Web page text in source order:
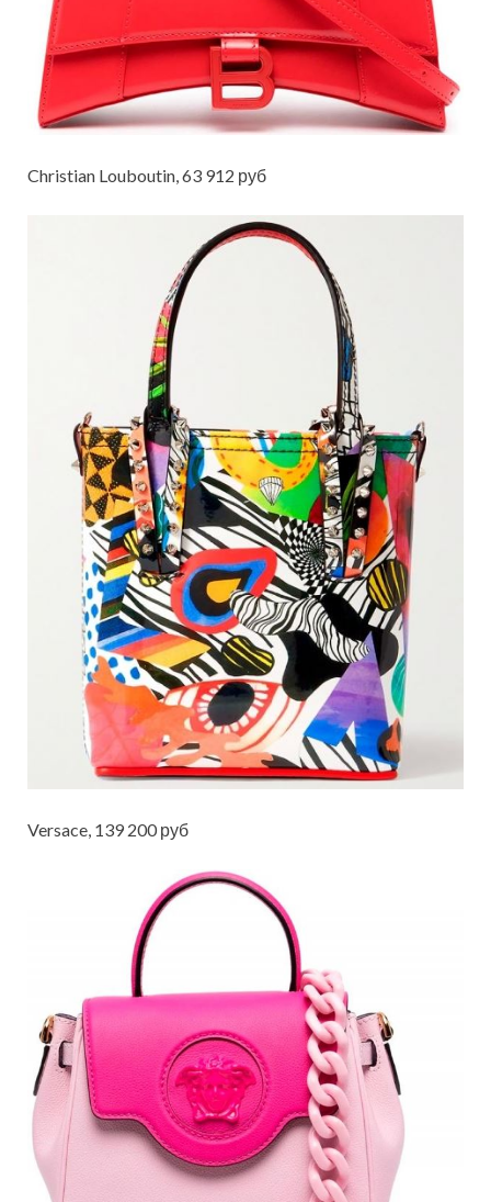
Christian Louboutin, 63 912 руб
Versace, 139 200 руб